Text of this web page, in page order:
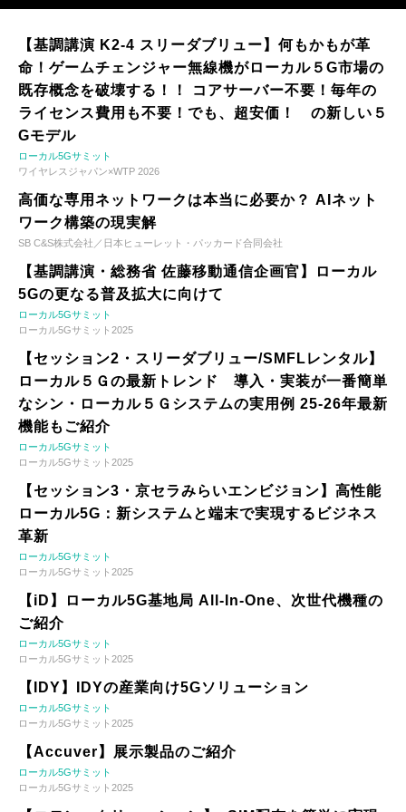
【基調講演 K2-4 スリーダブリュー】何もかもが革
命！ゲームチェンジャー無線機がローカル５G市場の
既存概念を破壊する！！ コアサーバー不要！毎年の
ライセンス費用も不要！でも、超安価！ の新しい５
Gモデル
ローカル5Gサミット
ワイヤレスジャパン×WTP 2026
高価な専用ネットワークは本当に必要か？ AIネット
ワーク構築の現実解
SB C&S株式会社／日本ヒューレット・パッカード合同会社
【基調講演・総務省 佐藤移動通信企画官】ローカル
5Gの更なる普及拡大に向けて
ローカル5Gサミット
ローカル5Gサミット2025
【セッション2・スリーダブリュー/SMFLレンタル】
ローカル５Ｇの最新トレンド 導入・実装が一番簡単
なシン・ローカル５Ｇシステムの実用例 25-26年最新
機能もご紹介
ローカル5Gサミット
ローカル5Gサミット2025
【セッション3・京セラみらいエンビジョン】高性能
ローカル5G：新システムと端末で実現するビジネス
革新
ローカル5Gサミット
ローカル5Gサミット2025
【iD】ローカル5G基地局 All-In-One、次世代機種の
ご紹介
ローカル5Gサミット
ローカル5Gサミット2025
【IDY】IDYの産業向け5Gソリューション
ローカル5Gサミット
ローカル5Gサミット2025
【Accuver】展示製品のご紹介
ローカル5Gサミット
ローカル5Gサミット2025